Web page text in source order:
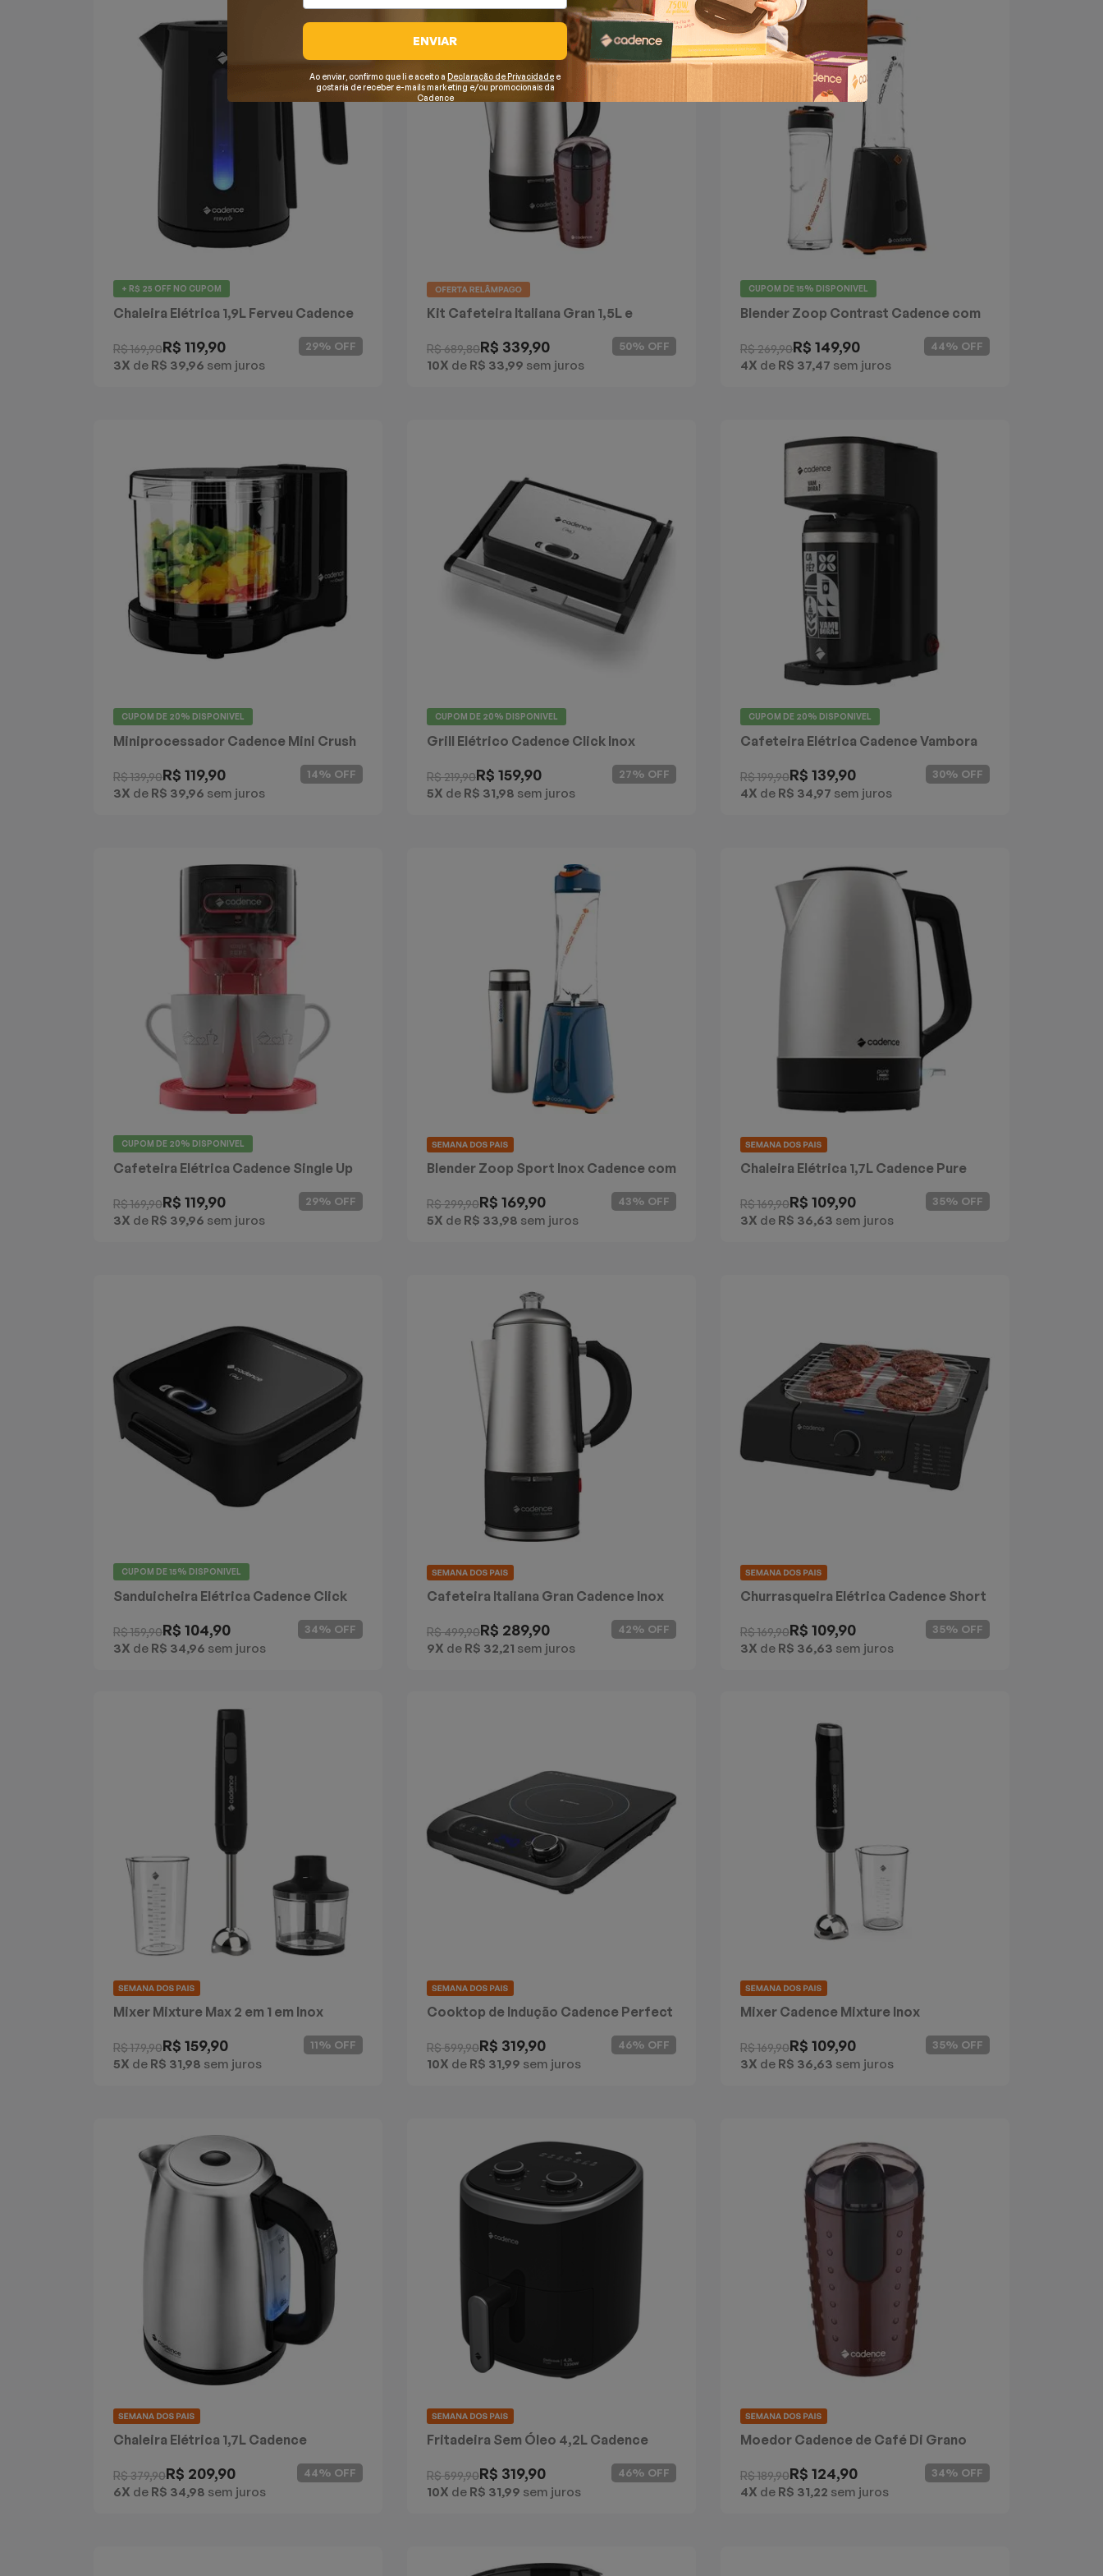
+ R$ 25 OFF NO CUPOM
Chaleira Elétrica 1,9L Ferveu Cadence
R$ 169,90R$ 119,90
3X de R$ 39,96 sem juros
29% OFF
Kit Cafeteira Italiana Gran 1,5L e
R$ 689,80R$ 339,90
10X de R$ 33,99 sem juros
50% OFF
CUPOM DE15% DISPONIVEL
Blender Zoop Contrast Cadence com
R$ 269,90R$ 149,90
4X de R$ 37,47 sem juros
44% OFF
CUPOM DE 20% DISPONIVEL
Miniprocessador Cadence Mini Crush
R$ 139,90R$ 119,90
3X de R$ 39,96 sem juros
14% OFF
CUPOM DE 20% DISPONIVEL
Grill Elétrico Cadence Click Inox
R$ 219,90R$ 159,90
5X de R$ 31,98 sem juros
27% OFF
CUPOM DE 20% DISPONIVEL
Cafeteira Elétrica Cadence Vambora
R$ 199,90R$ 139,90
4X de R$ 34,97 sem juros
30% OFF
CUPOM DE 20% DISPONIVEL
Cafeteira Elétrica Cadence Single Up
R$ 169,90R$ 119,90
3X de R$ 39,96 sem juros
29% OFF
Blender Zoop Sport Inox Cadence com
R$ 299,90R$ 169,90
5X de R$ 33,98 sem juros
43% OFF
Chaleira Elétrica 1,7L Cadence Pure
R$ 169,90R$ 109,90
3X de R$ 36,63 sem juros
35% OFF
CUPOM DE15% DISPONIVEL
Sanduicheira Elétrica Cadence Click
R$ 159,90R$ 104,90
3X de R$ 34,96 sem juros
34% OFF
Cafeteira Italiana Gran Cadence Inox
R$ 499,90R$ 289,90
9X de R$ 32,21 sem juros
42% OFF
Churrasqueira Elétrica Cadence Short
R$ 169,90R$ 109,90
3X de R$ 36,63 sem juros
35% OFF
Mixer Mixture Max 2 em 1 em Inox
R$ 179,90R$ 159,90
5X de R$ 31,98 sem juros
11% OFF
Cooktop de Indução Cadence Perfect
R$ 599,90R$ 319,90
10X de R$ 31,99 sem juros
46% OFF
Mixer Cadence Mixture Inox
R$ 169,90R$ 109,90
3X de R$ 36,63 sem juros
35% OFF
Chaleira Elétrica 1,7L Cadence
R$ 379,90R$ 209,90
6X de R$ 34,98 sem juros
44% OFF
Fritadeira Sem Óleo 4,2L Cadence
R$ 599,90R$ 319,90
10X de R$ 31,99 sem juros
46% OFF
Moedor Cadence de Café Di Grano
R$ 189,90R$ 124,90
4X de R$ 31,22 sem juros
34% OFF
ENVIAR
Ao enviar, confirmo que li e aceito a Declaração de Privacidade e
gostaria de receber e-mails marketing e/ou promocionais da
Cadence